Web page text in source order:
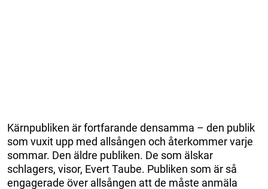
Kärnpubliken är fortfarande densamma – den publik
som vuxit upp med allsången och återkommer varje
sommar. Den äldre publiken. De som älskar
schlagers, visor, Evert Taube. Publiken som är så
engagerade över allsången att de måste anmäla